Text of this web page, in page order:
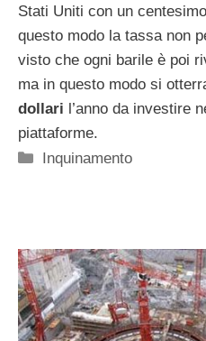
Stati Uniti con un
questo modo la tassa non
visto che ogni barile è poi
ma in questo modo si
dollari l’anno da investire
piattaforme.
Categorie
Inquinamento